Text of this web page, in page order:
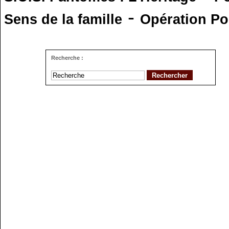
Sens de la famille - Opération
Recherche :